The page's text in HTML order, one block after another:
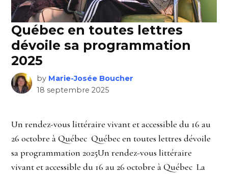
Québec en toutes lettres
dévoile sa programmation
2025
by Marie-Josée Boucher
18 septembre 2025
Un rendez-vous littéraire vivant et accessible du 16 au
26 octobre à Québec Québec en toutes lettres dévoile
sa programmation 2025Un rendez-vous littéraire
vivant et accessible du 16 au 26 octobre à Québec La